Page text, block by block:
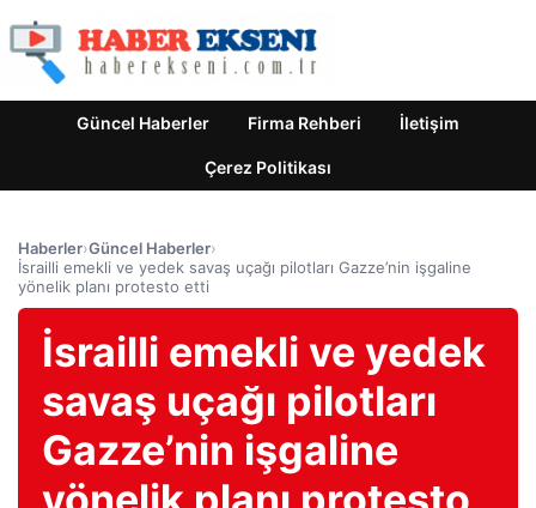
Güncel Haberler Firma Rehberi İletişim
Çerez Politikası
Haberler›Güncel Haberler›
İsrailli emekli ve yedek savaş uçağı pilotları Gazze’nin işgaline
yönelik planı protesto etti
İsrailli emekli ve yedek
savaş uçağı pilotları
Gazze’nin işgaline